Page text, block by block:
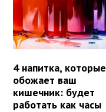
4 напитка, которые
обожает ваш
кишечник: будет
работать как часы